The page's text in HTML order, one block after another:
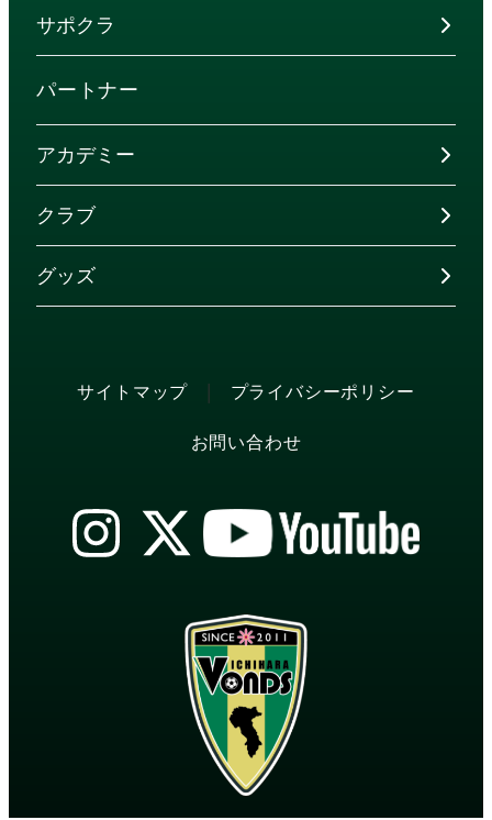
サポクラ
パートナー
アカデミー
クラブ
グッズ
サイトマップ | プライバシーポリシー
お問い合わせ